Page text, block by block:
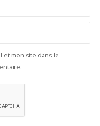
et mon site dans le